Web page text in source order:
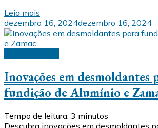
Leia mais
dezembro 16, 2024dezembro 16, 2024
Inovações em desmoldantes
fundição de Alumínio e
Tempo de leitura: 3 minutos
Descubra inovações em desmoldantes